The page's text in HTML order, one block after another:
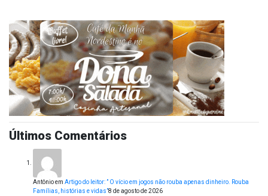
Últimos Comentários
Antônioem Artigo do leitor: ” O vício em jogos não rouba apenas dinheiro. Rouba
Famílias, histórias e vidas”8 de agosto de 2026